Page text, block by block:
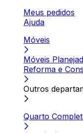
Meus pedidos
Ajuda
Móveis
Móveis
Reforma e
Outros
Quarto